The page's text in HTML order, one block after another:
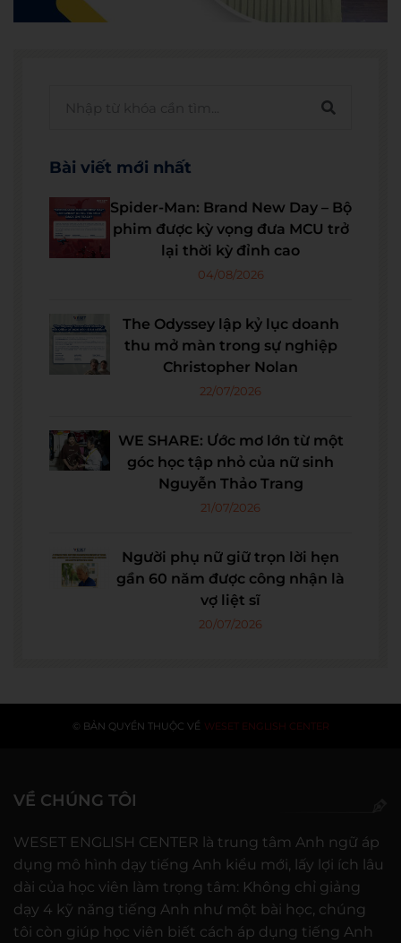
Bài viết mới nhất
Spider-Man: Brand New Day – Bộ
phim được kỳ vọng đưa MCU trở
lại thời kỳ đỉnh cao
04/08/2026
The Odyssey lập kỷ lục doanh
thu mở màn trong sự nghiệp
Christopher Nolan
22/07/2026
WE SHARE: Ước mơ lớn từ một
góc học tập nhỏ của nữ sinh
Nguyễn Thảo Trang
21/07/2026
Người phụ nữ giữ trọn lời hẹn
gần 60 năm được công nhận là
vợ liệt sĩ
20/07/2026
© BẢN QUYỀN THUỘC VỀ WESET ENGLISH CENTER
VỀ CHÚNG TÔI
WESET ENGLISH CENTER là trung tâm Anh ngữ áp
dụng mô hình dạy tiếng Anh kiểu mới, lấy lợi ích lâu
dài của học viên làm trọng tâm: Không chỉ giảng
dạy 4 kỹ năng tiếng Anh như một bài học, chúng
tôi còn giúp học viên biết cách áp dụng tiếng Anh